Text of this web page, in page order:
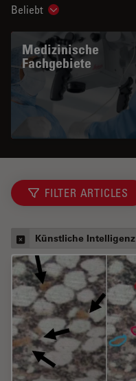
Beliebt Show subnavigation
Medizinische
Fachgebiete
FILTER ARTICLES
Künstliche Intelligenz